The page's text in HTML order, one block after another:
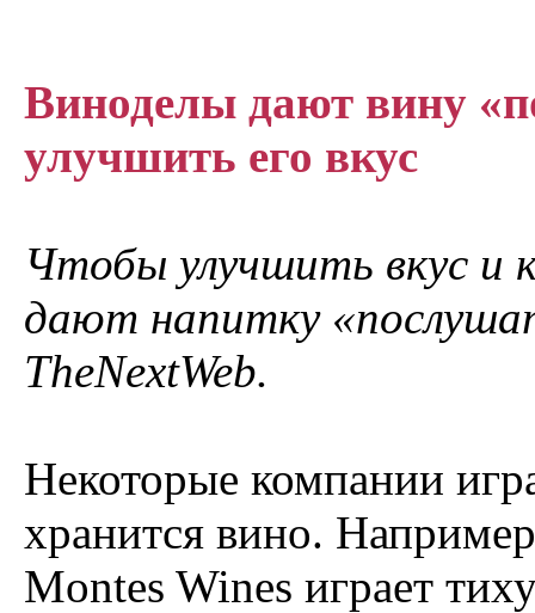
Виноделы дают вину
улучшить его вкус
Чтобы улучшить вкус и
дают напитку
TheNextWeb.
Некоторые компании
хранится вино.
Montes Wines играет